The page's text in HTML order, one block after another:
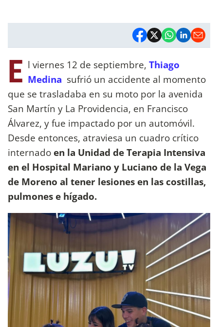
E l viernes 12 de septiembre, Thiago
Medina sufrió un accidente al momento
que se trasladaba en su moto por la avenida
San Martín y La Providencia, en Francisco
Álvarez, y fue impactado por un automóvil.
Desde entonces, atraviesa un cuadro crítico
internado en la Unidad de Terapia Intensiva
en el Hospital Mariano y Luciano de la Vega
de Moreno al tener lesiones en las costillas,
pulmones e hígado.